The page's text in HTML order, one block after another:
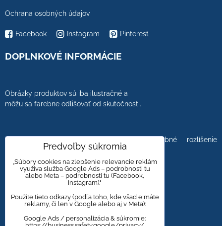
Ochrana osobných údajov
Facebook Instagram Pinterest
DOPLNKOVÉ INFORMÁCIE
Obrázky produktov sú iba ilustračné a
môžu sa farebne odlišovať od skutočnosti.
Farebnosť obrázkov tiež ovplyvňuje farebné rozlíšenie
zobrazovacej jednotky.
Obklady a dlažby s kameninovým, mramorovým,
dreveným dizajnom majú viacero kresieb,
aby bola zachovaná čo najväčšia autentickosť
prírodného materiálu.
Predvoľby súkromia
„Súbory cookies na zlepšenie relevancie reklám
využíva služba Google Ads – podrobnosti tu
alebo Meta – podrobnosti tu (Facebook,
Instagram)."
Použite tieto odkazy (podľa toho, kde všad e máte
reklamy, či len v Google alebo aj v Meta):
Google Ads / personalizácia & súkromie: